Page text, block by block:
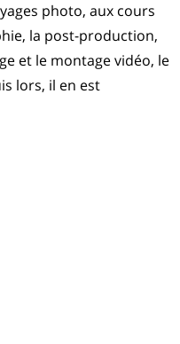
photo, aux cours
la post-production,
et le montage vidéo, le
lors, il en est